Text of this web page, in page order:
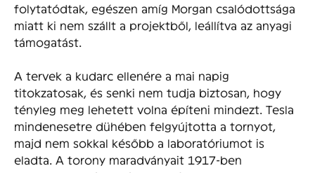
folytatódtak, egészen amíg Morgan csalódottsága
miatt ki nem szállt a projektből, leállítva az anyagi
támogatást.
A tervek a kudarc ellenére a mai napig
titokzatosak, és senki nem tudja biztosan, hogy
tényleg meg lehetett volna építeni mindezt. Tesla
mindenesetre dühében felgyújtotta a tornyot,
majd nem sokkal később a laboratóriumot is
eladta. A torony maradványait 1917-ben